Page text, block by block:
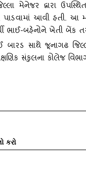
મેનેજર દ્વારા
પાડવામાં આવી હતી. આ
ભાઈ-બહેનોને ખેતી બેંક
બારડ સાથે જૂનાગઢ
સંકુલના કોલેજ
કરો